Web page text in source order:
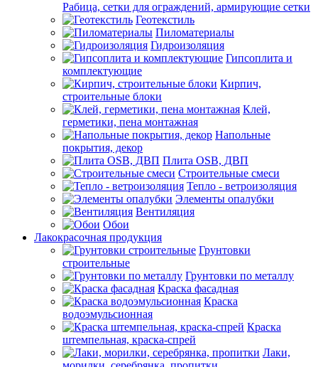
Рабица, сетки для ограждений, армирующие сетки
Геотекстиль
Пиломатериалы
Гидроизоляция
Гипсоплита и
комплектующие
Кирпич,
строительные блоки
Клей,
герметики, пена монтажная
Напольные
покрытия, декор
Плита OSB, ДВП
Строительные смеси
Тепло - ветроизоляция
Элементы опалубки
Вентиляция
Обои
Лакокрасочная продукция
Грунтовки
строительные
Грунтовки по металлу
Краска фасадная
Краска
водоэмульсионная
Краска
штемпельная, краска-спрей
Лаки,